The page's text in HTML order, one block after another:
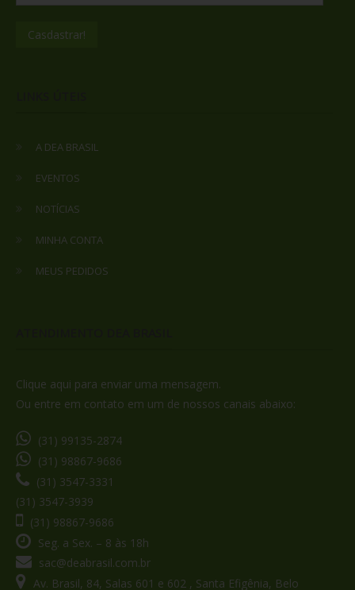
A DEA BRASIL
EVENTOS
NOTÍCIAS
MINHA CONTA
MEUS PEDIDOS
Clique aqui para enviar uma mensagem.
Ou entre em contato em um de nossos canais abaixo:
(31) 99135-2874
(31) 98867-9686
(31) 3547-3331
(31) 3547-3939
(31) 98867-9686
Seg. a Sex. – 8 às 18h
sac@deabrasil.com.br
Av. Brasil, 84, Salas 601 e 602 , Santa Efigênia, Belo